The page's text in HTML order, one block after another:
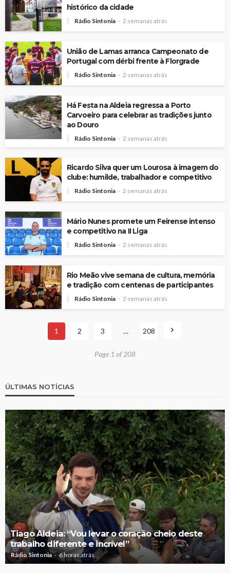
histórico da cidade
Rádio Sintonia 2 semanas atrás
União de Lamas arranca Campeonato de
Portugal com dérbi frente à Florgrade
Rádio Sintonia 2 semanas atrás
Há Festa na Aldeia regressa a Porto
Carvoeiro para celebrar as tradições junto
ao Douro
Rádio Sintonia 2 semanas atrás
Ricardo Silva quer um Lourosa à imagem do
clube: humilde, trabalhador e competitivo
Rádio Sintonia 2 semanas atrás
Mário Nunes promete um Feirense intenso
e competitivo na II Liga
Rádio Sintonia 2 semanas atrás
Rio Meão vive semana de cultura, memória
e tradição com centenas de participantes
Rádio Sintonia 2 semanas atrás
1 2 3 … 208
Page 1 of 208
ÚLTIMAS NOTÍCIAS
Tiago Aldeia: “Vou levar o coração cheio deste
trabalho diferente e incrível”
Rádio Sintonia 6 horas atrás